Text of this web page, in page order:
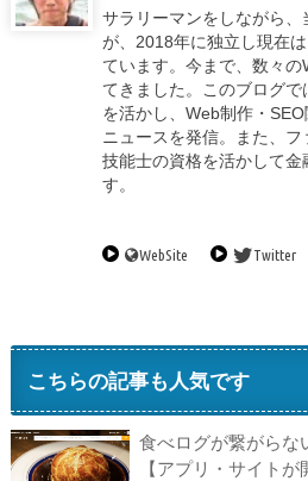
サラリーマンをしながら
が、2018年に独立し現在
ています。今まで、数々
てきました。このブログ
を活かし、Web制作・
ニュースを発信。また、
技能士の資格を活かして金
す。
WebSite Twitter
こちらの記事も人気です
食べログが繋がらな
【アプリ・サイト